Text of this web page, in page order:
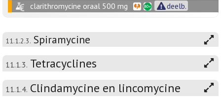
clarithromycine oraal 500 mg
deelb.
11.1.2.3. Spiramycine
11.1.3. Tetracyclines
11.1.4. Clindamycine en lincomycine